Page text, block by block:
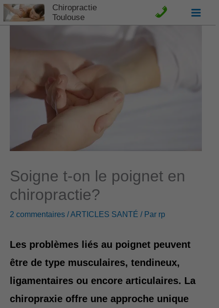
Aller
au
Chiropractie
Toulouse
s
Soigne t-on le poignet en
chiropractie?
2 commentaires /ARTICLES SANTÉ / Par rp
Les problèmes liés au poignet peuvent
être de type musculaires, tendineux,
ligamentaires ou encore articulaires. La
chiropraxie offre une approche unique